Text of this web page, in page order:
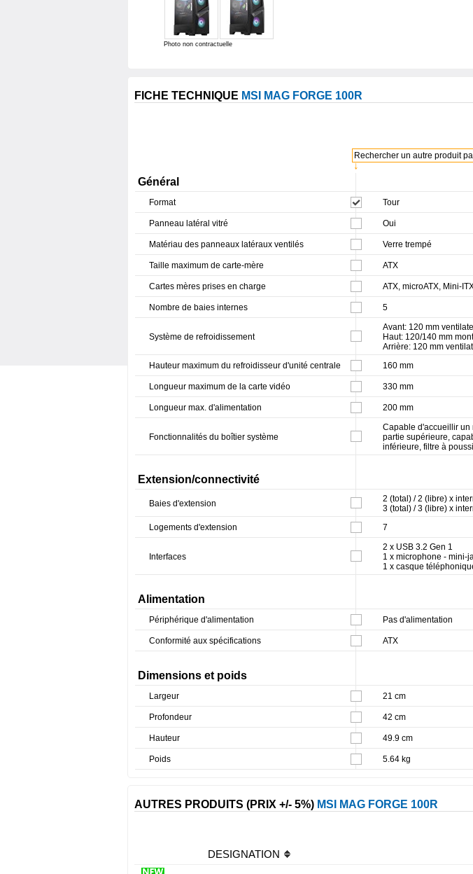
Photo non contractuelle
FICHE TECHNIQUE MSI MAG FORGE 100R
↓
Rechercher un autre produit
Général
Format Tour
Panneau latéral vitré Oui
Matériau des panneaux latéraux ventilés Verre trempé
Taille maximum de carte-mère ATX
Cartes mères prises en charge ATX, microATX, Mini-
Nombre de baies internes 5
Système de refroidissement
Avant: 120 mm
Haut: 120/140 mm
Arrière: 120 mm
Hauteur maximum du refroidisseur d'unité centrale
160 mm
Longueur maximum de la carte vidéo 330 mm
Longueur max. d'alimentation 200 mm
Fonctionnalités du boîtier système
Capable d'accueillir un
partie supérieure,
inférieure, filtre à
Extension/connectivité
Baies d'extension
2 (total) / 2 (libre) x
3 (total) / 3 (libre) x
Logements d'extension
7
Interfaces
2 x USB 3.2 Gen 1
1 x microphone - mini-
1 x casque
Alimentation
Périphérique d'alimentation Pas d'alimentation
Conformité aux spécifications ATX
Dimensions et poids
Largeur 21 cm
Profondeur 42 cm
Hauteur 49.9 cm
Poids 5.64 kg
AUTRES PRODUITS (PRIX +/- 5%) MSI MAG FORGE 100R
DESIGNATION